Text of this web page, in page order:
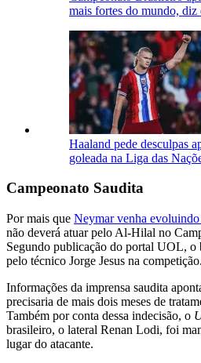
mais fortes do mundo, diz
Haaland pede desculpas
goleada na Liga das
Campeonato Saudita
Por mais que Neymar venha
não deverá atuar pelo Al-Hilal no
Segundo publicação do portal UOL,
pelo técnico Jorge Jesus na competição.
Informações da imprensa saudita
precisaria de mais dois meses de
Também por conta dessa indecisão, o
brasileiro, o lateral Renan Lodi, foi
lugar do atacante.